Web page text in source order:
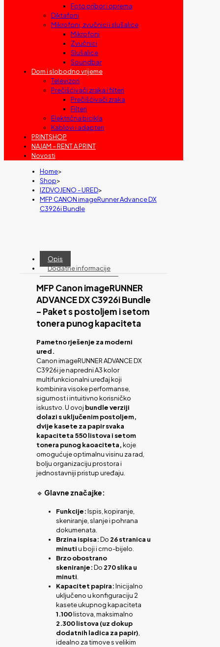
Foto pribor i oprema
Diktafoni
Mikrofoni, zvučnici i slušalice
Mikrofoni
Zvučnici
Slušalice
Soundbar
Dom i slobodno vrijeme
Televizori
Prečišćivači zraka i filteri
Prečišćivači zraka
Filteri
Električna bicikla
Kablovi i adapteri
PRINTSHOP
NAJAM – RENT A PRINT
Novosti
Home>
Shop>
IZDVOJENO - URED>
MFP CANON imageRunner Advance DX
C3926i Bundle
Opis
Dodatne informacije
MFP Canon imageRUNNER
ADVANCE DX C3926i Bundle
– Paket s postoljem i setom
tonera punog kapaciteta
Pametno rješenje za moderni
ured.
Canon imageRUNNER ADVANCE DX
C3926i je napredni A3 kolor
multifunkcionalni uređaj koji
kombinira visoke performanse,
sigurnost i intuitivno korisničko
iskustvo. U ovoj bundle verziji
dolazi s uključenim postoljem,
dvije kasete za papir svaka
kapaciteta 550 listova i setom
tonera punog kaoaciteta,koje
omogućuje optimalnu visinu za rad,
bolju organizaciju prostora i
jednostavniji pristup uređaju.
🔹 Glavne značajke:
Funkcije:Ispis, kopiranje,
skeniranje, slanje i pohrana
dokumenata.
Brzina ispisa:Do 26 stranica u
minutiu boji i crno-bijelo.
Brzo obostrano
skeniranje:Do 270 slika u
minuti.
Kapacitet papira:Inicijalno
uključeno u konfiguraciju 2
kasete ukupnog kapaciteta
1.100listova, maksimalno
2.300 listova (uz dokup
dodatnih ladica za papir),
idealno za timove s velikim